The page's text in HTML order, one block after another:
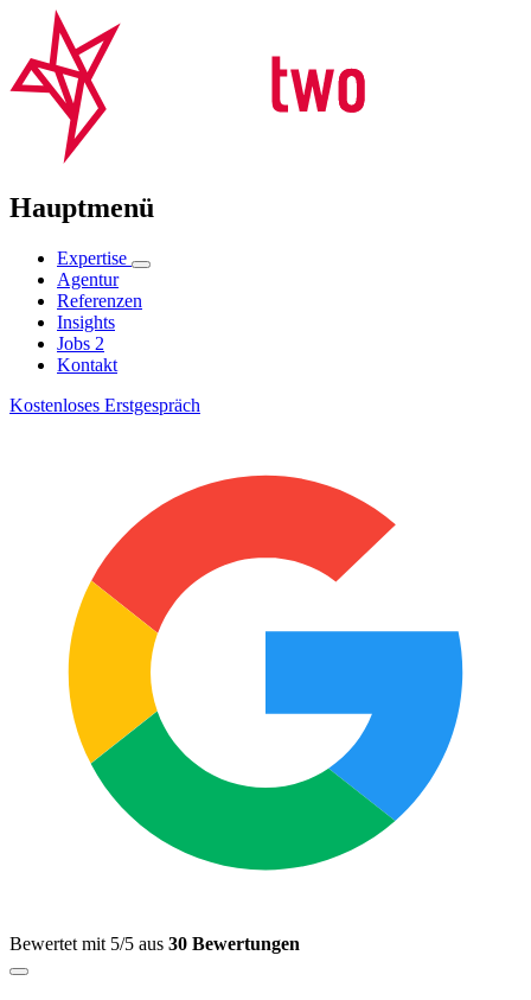
Hauptmenü
Expertise
Agentur
Referenzen
Insights
Jobs 2
Kontakt
Kostenloses Erstgespräch
Bewertet mit 5/5 aus 30 Bewertungen